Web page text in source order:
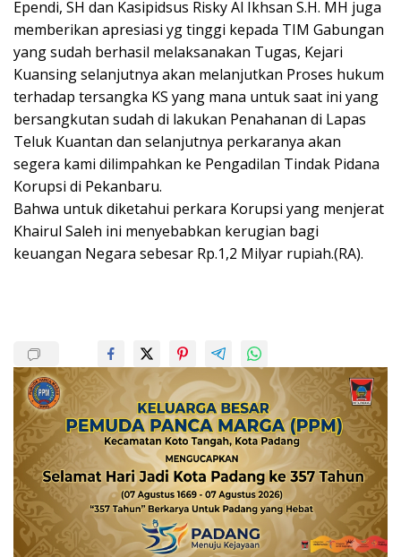
Ependi, SH dan Kasipidsus Risky Al Ikhsan S.H. MH juga
memberikan apresiasi yg tinggi kepada TIM Gabungan
yang sudah berhasil melaksanakan Tugas, Kejari
Kuansing selanjutnya akan melanjutkan Proses hukum
terhadap tersangka KS yang mana untuk saat ini yang
bersangkutan sudah di lakukan Penahanan di Lapas
Teluk Kuantan dan selanjutnya perkaranya akan
segera kami dilimpahkan ke Pengadilan Tindak Pidana
Korupsi di Pekanbaru.
Bahwa untuk diketahui perkara Korupsi yang menjerat
Khairul Saleh ini menyebabkan kerugian bagi
keuangan Negara sebesar Rp.1,2 Milyar rupiah.(RA).